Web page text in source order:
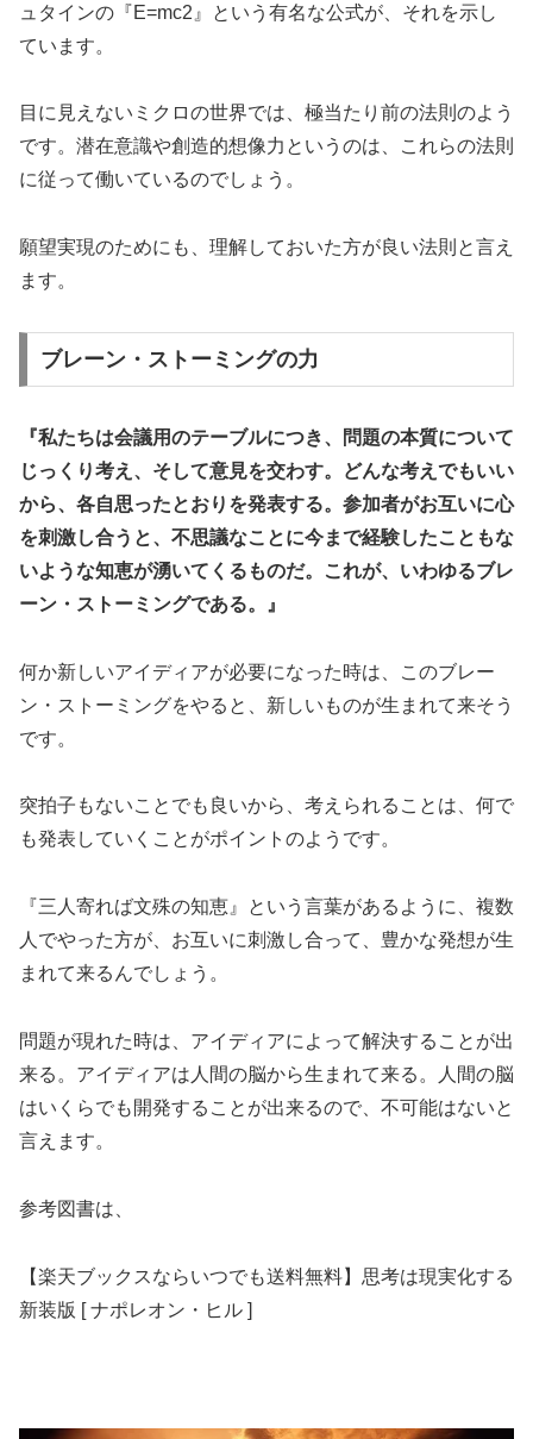
ュタインの『E=mc2』という有名な公式が、それを示し
ています。
目に見えないミクロの世界では、極当たり前の法則のよう
です。潜在意識や創造的想像力というのは、これらの法則
に従って働いているのでしょう。
願望実現のためにも、理解しておいた方が良い法則と言え
ます。
ブレーン・ストーミングの力
『私たちは会議用のテーブルにつき、問題の本質について
じっくり考え、そして意見を交わす。どんな考えでもいい
から、各自思ったとおりを発表する。参加者がお互いに心
を刺激し合うと、不思議なことに今まで経験したこともな
いような知恵が湧いてくるものだ。これが、いわゆるブレ
ーン・ストーミングである。』
何か新しいアイディアが必要になった時は、このブレー
ン・ストーミングをやると、新しいものが生まれて来そう
です。
突拍子もないことでも良いから、考えられることは、何で
も発表していくことがポイントのようです。
『三人寄れば文殊の知恵』という言葉があるように、複数
人でやった方が、お互いに刺激し合って、豊かな発想が生
まれて来るんでしょう。
問題が現れた時は、アイディアによって解決することが出
来る。アイディアは人間の脳から生まれて来る。人間の脳
はいくらでも開発することが出来るので、不可能はないと
言えます。
参考図書は、
【楽天ブックスならいつでも送料無料】思考は現実化する
新装版 [ ナポレオン・ヒル ]